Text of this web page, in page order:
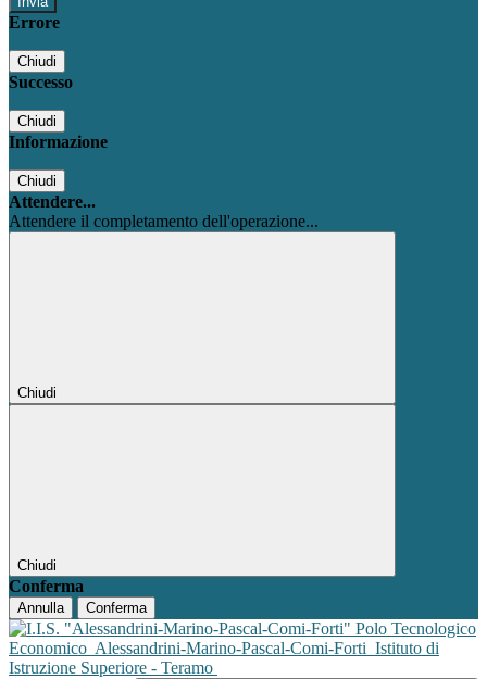
Errore
Chiudi
Successo
Chiudi
Informazione
Chiudi
Attendere...
Attendere il completamento dell'operazione...
Chiudi
Chiudi
Conferma
Annulla Conferma
Polo Tecnologico
Economico Alessandrini-Marino-Pascal-Comi-Forti Istituto di
Istruzione Superiore - Teramo